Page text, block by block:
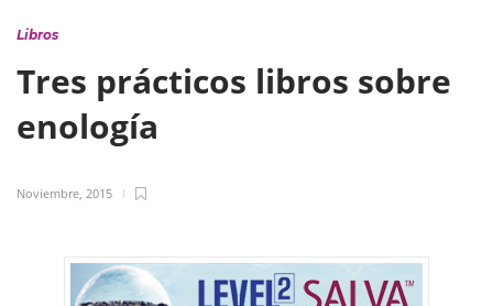
Libros
Tres prácticos libros sobre
enología
Noviembre, 2015